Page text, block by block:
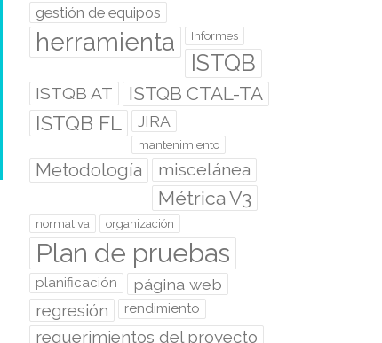
gestión de equipos
herramienta Informes
ISTQB
ISTQB AT ISTQB CTAL-TA
ISTQB FL JIRA
mantenimiento
Metodología miscelánea
Métrica V3
normativa organización
Plan de pruebas
planificación página web
regresión rendimiento
requerimientos del proyecto